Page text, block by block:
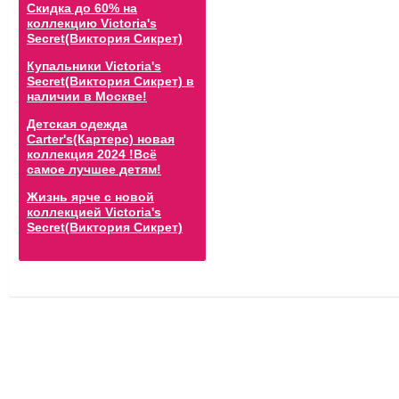
Скидка до 60% на
коллекцию Victoria's
Secret(Виктория Сикрет)
Купальники Victoria's
Secret(Виктория Сикрет) в
наличии в Москве!
Детская одежда
Carter's(Картерс) новая
коллекция 2024 !Всё
самое лучшее детям!
Жизнь ярче с новой
коллекцией Victoria's
Secret(Виктория Сикрет)